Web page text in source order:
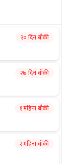
२० दिन बाँकी
२७ दिन बाँकी
१ महिना बाँकी
२ महिना बाँकी